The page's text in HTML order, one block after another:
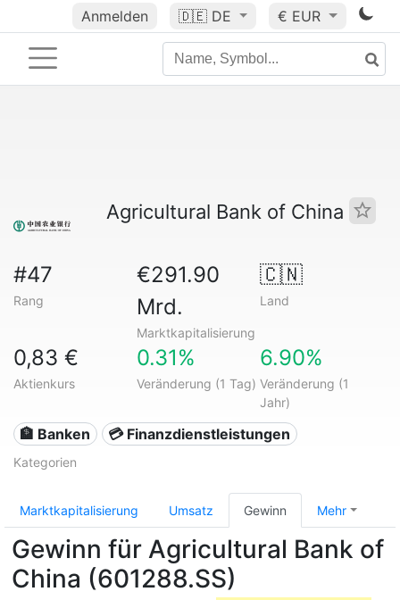
Anmelden 🇩🇪 DE € EUR
Agricultural Bank of China
#47
Rang
€291.90
Mrd.
Marktkapitalisierung
🇨🇳
Land
0,83 €
Aktienkurs
0.31%
Veränderung (1 Tag)
6.90%
Veränderung (1
Jahr)
🏦 Banken 💳 Finanzdienstleistungen
Kategorien
Marktkapitalisierung Umsatz Gewinn Mehr
Gewinn für Agricultural Bank of
China (601288.SS)